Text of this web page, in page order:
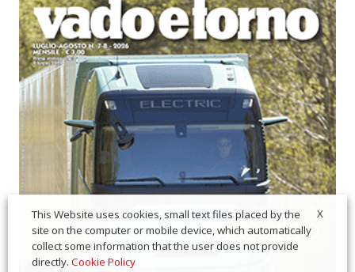
X
This Website uses cookies, small text files placed by the
site on the computer or mobile device, which automatically
collect some information that the user does not provide
directly. Cookie Policy